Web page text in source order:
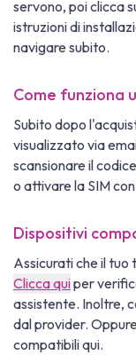
servono, poi clicca
istruzioni di
navigare subito.
Come funziona
Subito dopo
visualizzato via
scansionare il
o attivare la SIM
Dispositivi
Assicurati che il tuo
Clicca quiper
assistente. Inoltre,
dal provider.
compatibili qui.